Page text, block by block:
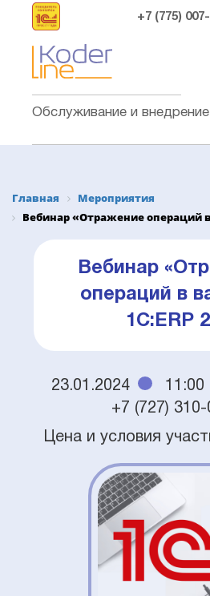
Обслуживание и внедрение
+7 (775)
Главная
Мероприятия
Вебинар «Отражение операций
Вебинар
операций в
1С:ERP
23.01.2024 11:00
+7 (727)
Цена и условия